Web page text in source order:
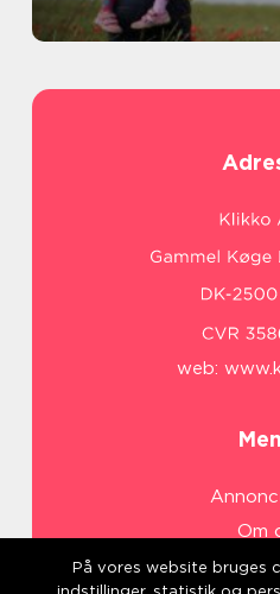
web:
Om
På vores website bruges